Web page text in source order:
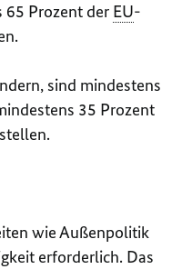
65 Prozent der EU-
sind mindestens
35 Prozent
wie Außenpolitik
erforderlich. Das